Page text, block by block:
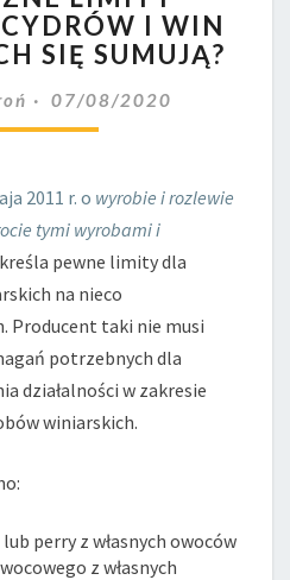
LIMITY
PRODUKCJI
CYDRÓW
I
WIN
SUMUJĄ?
I WIN
SIĘ SUMUJĄ?
07/08/2020
2011 r. o wyrobie i rozlewie
tymi wyrobami i
pewne limity dla
na nieco
Producent taki nie musi
potrzebnych dla
działalności w zakresie
winiarskich.
lub perry z własnych owoców
z własnych